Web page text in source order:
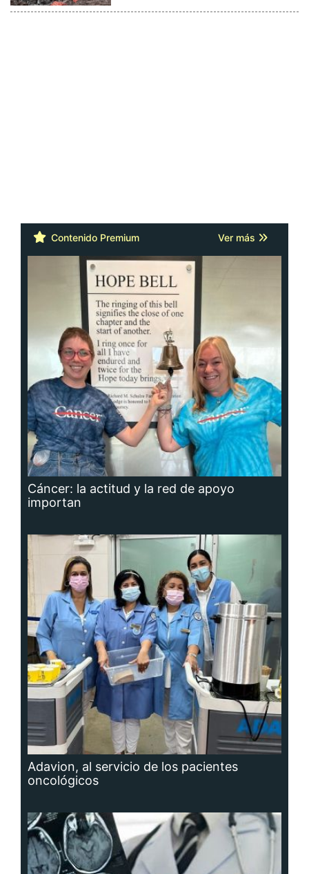
Contenido Premium Ver más
Cáncer: la actitud y la red de apoyo
importan
Adavion, al servicio de los pacientes
oncológicos